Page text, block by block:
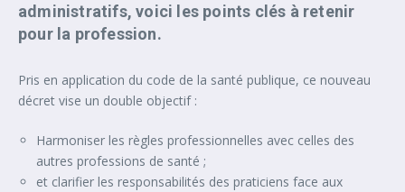
administratifs, voici les points clés à retenir
pour la profession.
Pris en application du code de la santé publique, ce nouveau
décret vise un double objectif :
Harmoniser les règles professionnelles avec celles des
autres professions de santé ;
et clarifier les responsabilités des praticiens face aux